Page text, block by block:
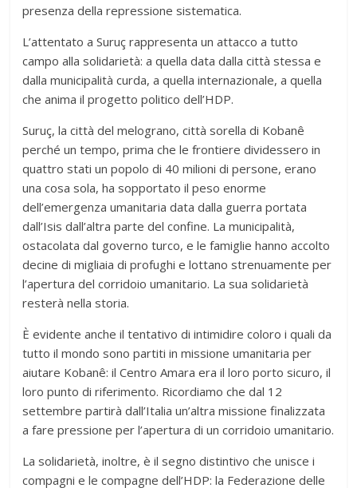
presenza della repressione sistematica.
L’attentato a Suruç rappresenta un attacco a tutto
campo alla solidarietà: a quella data dalla città stessa e
dalla municipalità curda, a quella internazionale, a quella
che anima il progetto politico dell’HDP.
Suruç, la città del melograno, città sorella di Kobanê
perché un tempo, prima che le frontiere dividessero in
quattro stati un popolo di 40 milioni di persone, erano
una cosa sola, ha sopportato il peso enorme
dell’emergenza umanitaria data dalla guerra portata
dall’Isis dall’altra parte del confine. La municipalità,
ostacolata dal governo turco, e le famiglie hanno accolto
decine di migliaia di profughi e lottano strenuamente per
l’apertura del corridoio umanitario. La sua solidarietà
resterà nella storia.
È evidente anche il tentativo di intimidire coloro i quali da
tutto il mondo sono partiti in missione umanitaria per
aiutare Kobanê: il Centro Amara era il loro porto sicuro, il
loro punto di riferimento. Ricordiamo che dal 12
settembre partirà dall’Italia un’altra missione finalizzata
a fare pressione per l’apertura di un corridoio umanitario.
La solidarietà, inoltre, è il segno distintivo che unisce i
compagni e le compagne dell’HDP: la Federazione delle